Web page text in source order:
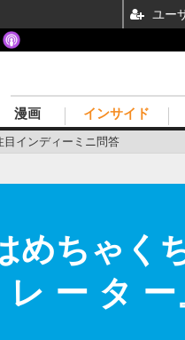
目インディーミニ問答
漫画 インサイド
めちゃく
ー タ
ユー